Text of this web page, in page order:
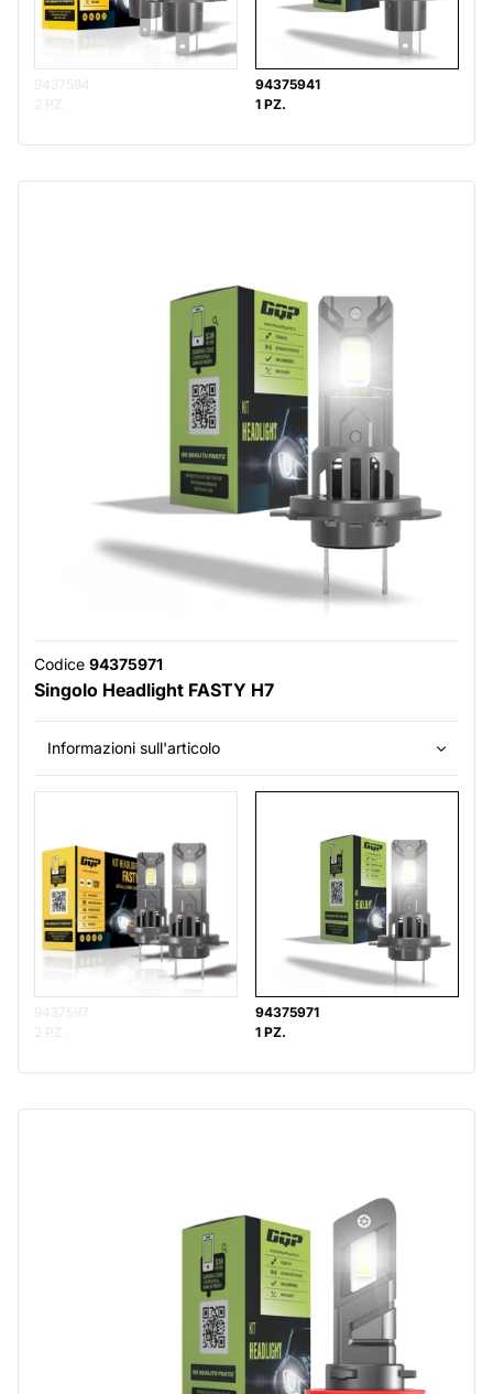
9437594
2 PZ.
94375941
1 PZ.
Codice 94375971
Singolo Headlight FASTY H7
Informazioni sull'articolo
9437597
2 PZ.
94375971
1 PZ.